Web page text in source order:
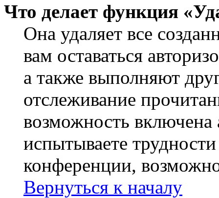
Что делает функция
Она удаляет все
вам оставаться
а также выполняют
отслеживание
возможность
испытываете
конференции,
Вернуться к началу